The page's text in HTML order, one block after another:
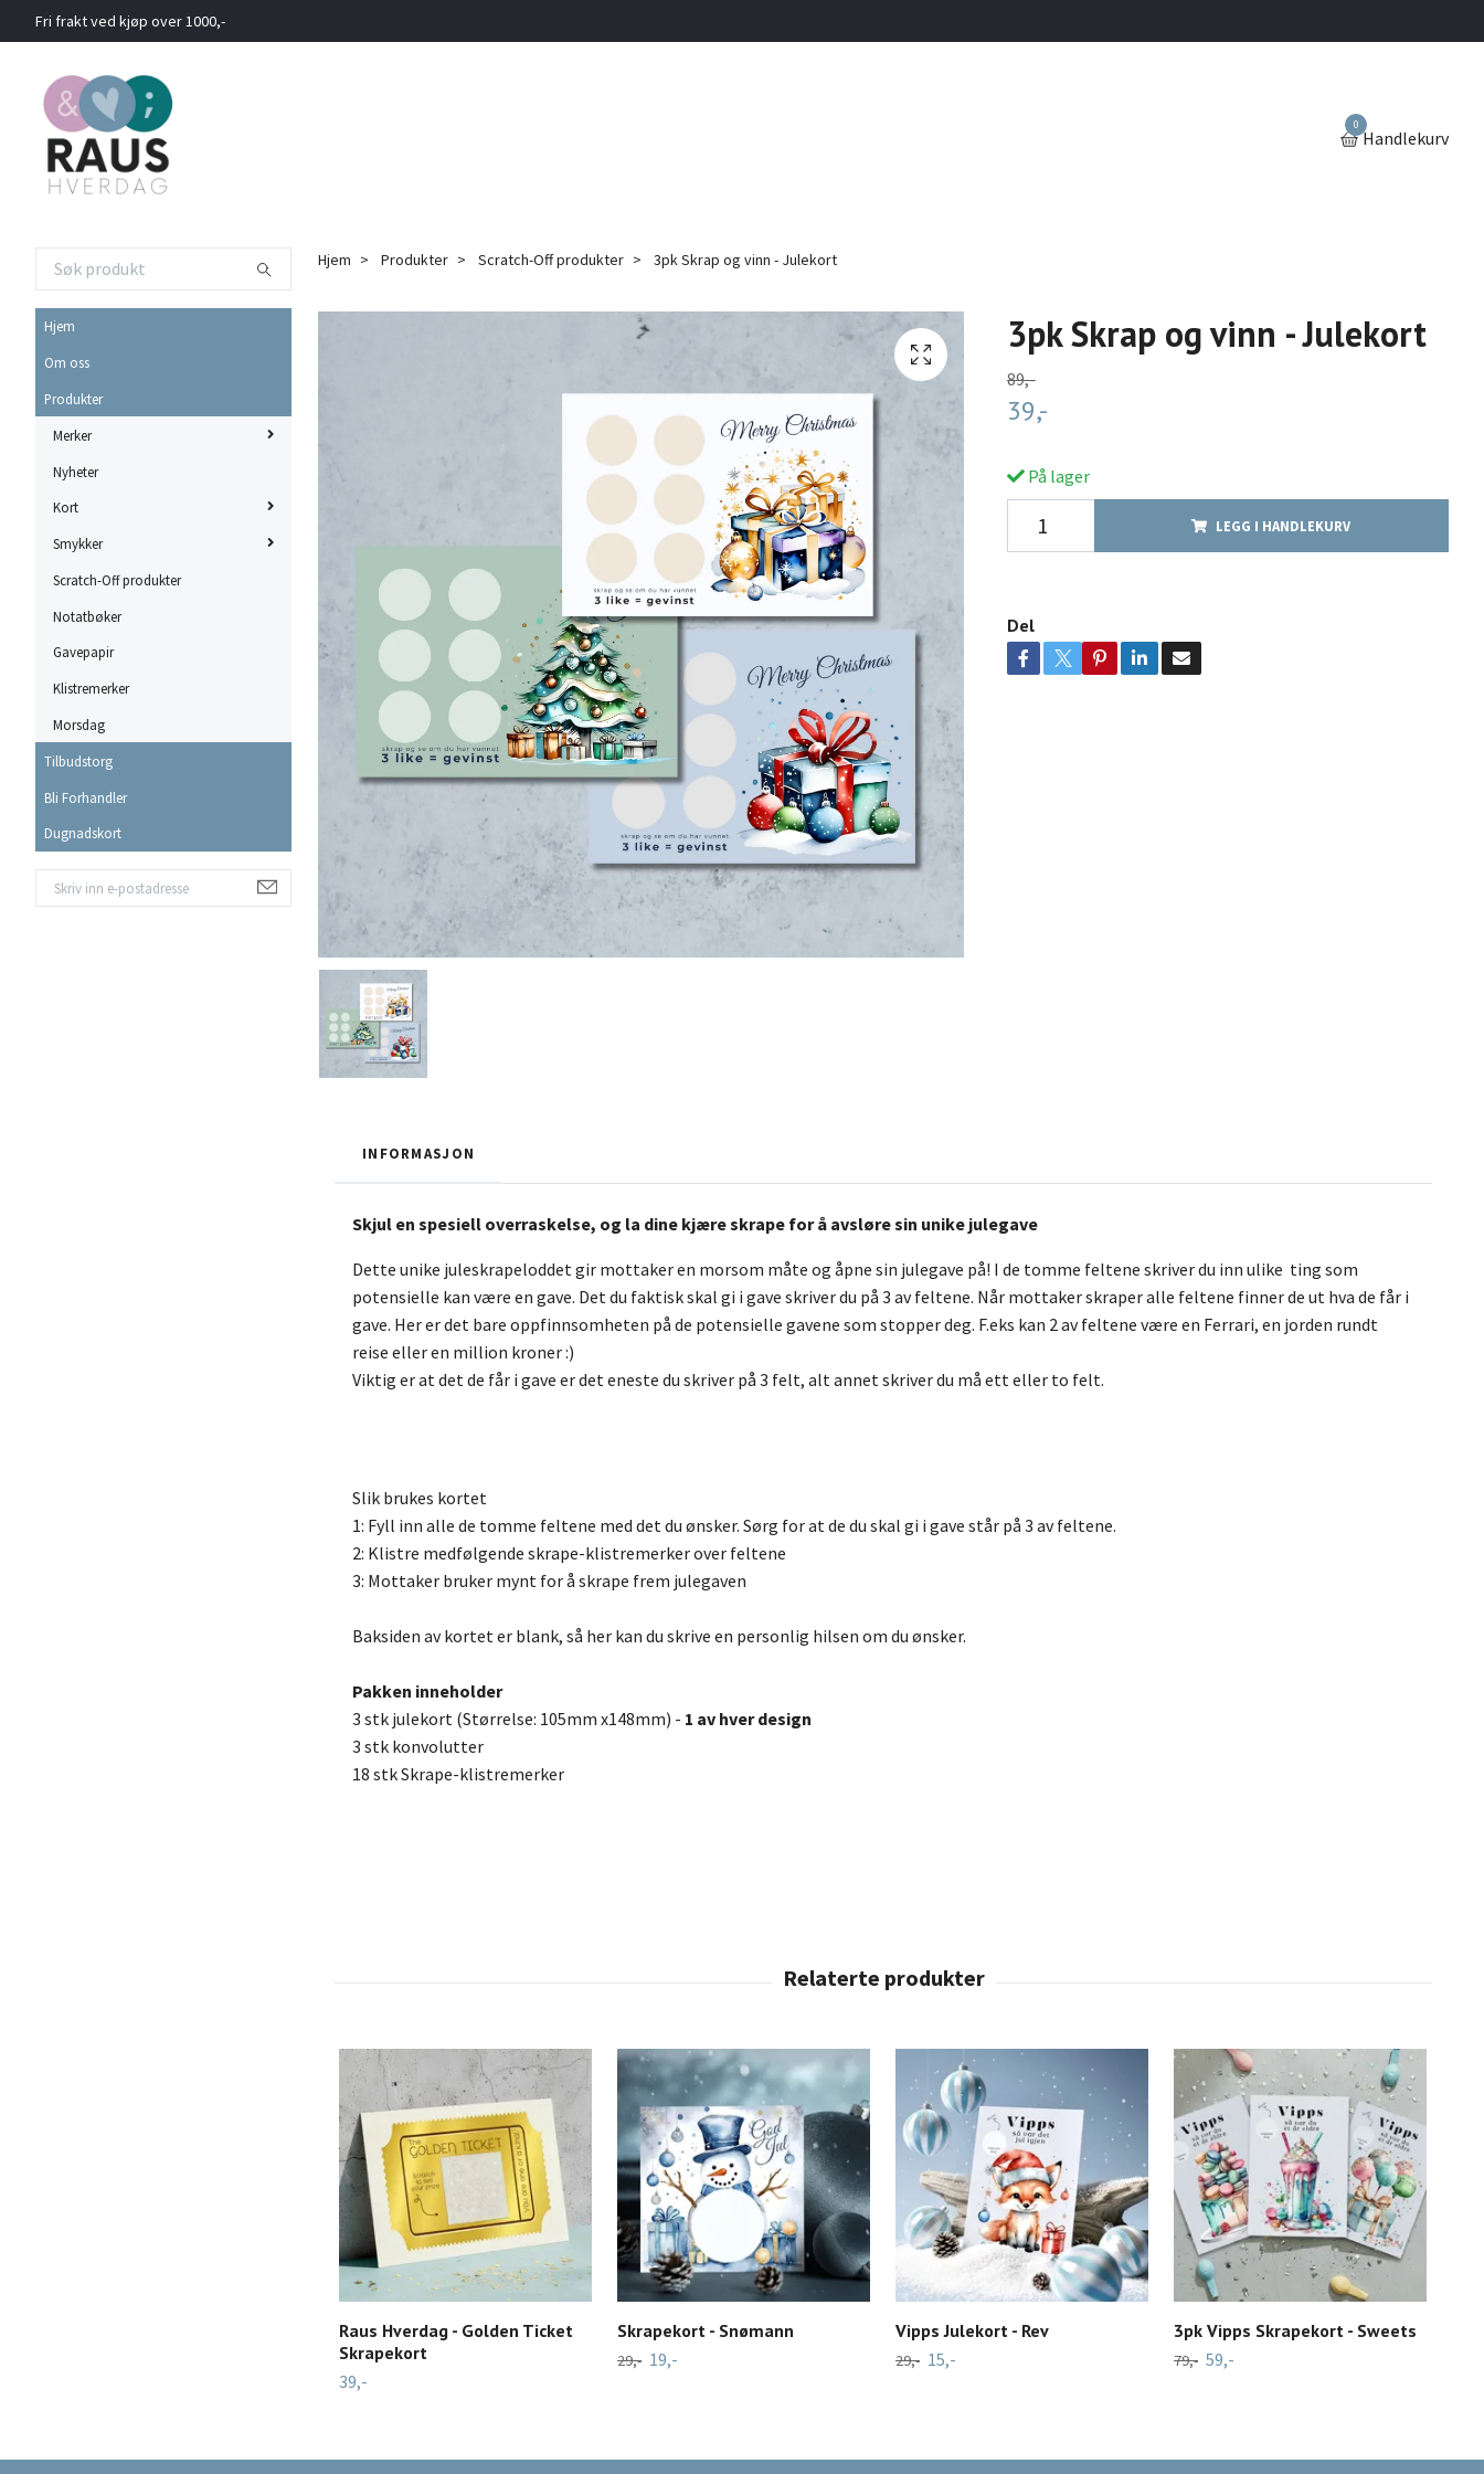
Fri frakt ved kjøp over 1000,-
0
Handlekurv
Hjem
Om oss
Produkter
Merker
Nyheter
Kort
Smykker
Scratch-Off produkter
Notatbøker
Gavepapir
Klistremerker
Morsdag
Tilbudstorg
Bli Forhandler
Dugnadskort
Hjem Produkter Scratch-Off produkter 3pk Skrap og vinn - Julekort
3pk Skrap og vinn - Julekort
89,-
39,-
På lager
LEGG I HANDLEKURV
Del
INFORMASJON
Skjul en spesiell overraskelse, og la dine kjære skrape for å avsløre sin unike julegave
Dette unike juleskrapeloddet gir mottaker en morsom måte og åpne sin julegave på! I de tomme feltene skriver du inn ulike ting som
potensielle kan være en gave. Det du faktisk skal gi i gave skriver du på 3 av feltene. Når mottaker skraper alle feltene finner de ut hva de får i
gave. Her er det bare oppfinnsomheten på de potensielle gavene som stopper deg. F.eks kan 2 av feltene være en Ferrari, en jorden rundt
reise eller en million kroner :)
Viktig er at det de får i gave er det eneste du skriver på 3 felt, alt annet skriver du må ett eller to felt.
Slik brukes kortet
1: Fyll inn alle de tomme feltene med det du ønsker. Sørg for at de du skal gi i gave står på 3 av feltene.
2: Klistre medfølgende skrape-klistremerker over feltene
3: Mottaker bruker mynt for å skrape frem julegaven
Baksiden av kortet er blank, så her kan du skrive en personlig hilsen om du ønsker.
Pakken inneholder
3 stk julekort (Størrelse: 105mm x148mm) - 1 av hver design
3 stk konvolutter
18 stk Skrape-klistremerker
Raus Hverdag - Golden Ticket
Skrapekort
39,-
Skrapekort - Snømann
29,- 19,-
Vipps Julekort - Rev
29,- 15,-
3pk Vipps Skrapekort - Sweets
79,- 59,-